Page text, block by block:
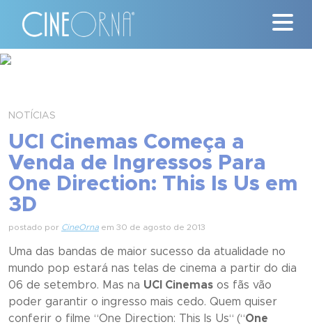
#ClássicosCineOrna
Quem Somos
Contato
NOTÍCIAS
UCI Cinemas Começa a
Venda de Ingressos Para
One Direction: This Is Us em
3D
postado por CineOrna em 30 de agosto de 2013
Uma das bandas de maior sucesso da atualidade no
mundo pop estará nas telas de cinema a partir do dia
06 de setembro. Mas na UCI Cinemas os fãs vão
poder garantir o ingresso mais cedo. Quem quiser
conferir o filme “One Direction: This Is Us“ (“One